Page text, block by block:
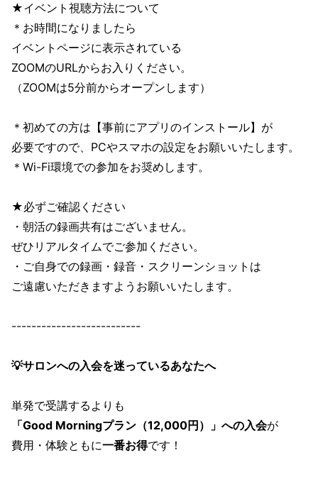
★イベント視聴方法について
＊お時間になりましたら
イベントページに表示されている
ZOOMのURLからお入りください。
（ZOOMは5分前からオープンします）
＊初めての方は【事前にアプリのインストール】が
必要ですので、PCやスマホの設定をお願いいたします。
＊Wi-Fi環境での参加をお奨めします。
★必ずご確認ください
・朝活の録画共有はございません。
ぜひリアルタイムでご参加ください。
・ご自身での録画・録音・スクリーンショットは
ご遠慮いただきますようお願いいたします。
--------------------------
💡サロンへの入会を迷っているあなたへ
単発で受講するよりも
「Good Morningプラン（12,000円）」への入会が
費用・体験ともに一番お得です！